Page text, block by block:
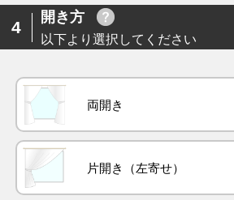
4
開き方
以下より選択してください
両開き
片開き（左寄せ）